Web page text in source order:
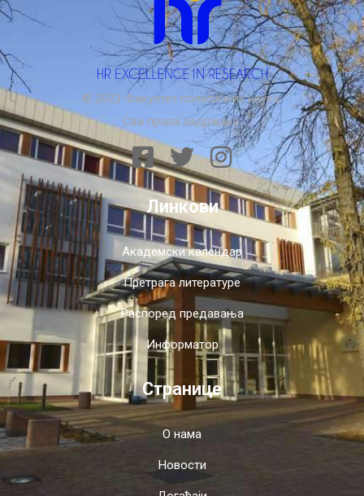
© 2023 Факултет политичких наука.
Сва права задржана.
Линкови
Академски календар
Претрага литературе
Распоред предавања
Информатор
Странице
О нама
Новости